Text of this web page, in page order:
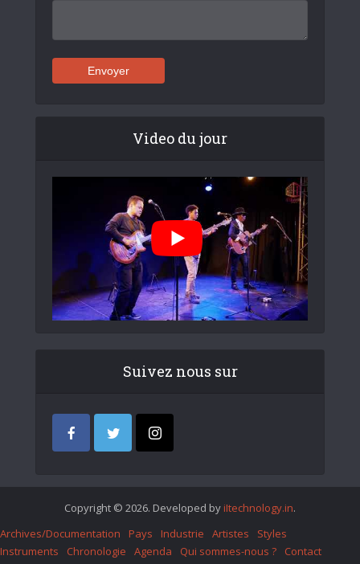
Video du jour
Suivez nous sur
Copyright © 2026. Developed by iItechnology.in.
Archives/Documentation
Pays Industrie Artistes
Styles
Instruments
Chronologie Agenda Qui sommes-nous ? Contact